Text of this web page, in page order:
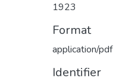
1923
Format
application/pdf
Identifier